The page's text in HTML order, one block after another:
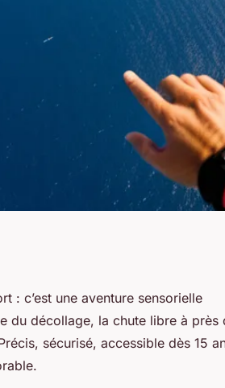
: c’est une aventure sensorielle
du décollage, la chute libre à près
sécurisé, accessible dès 15